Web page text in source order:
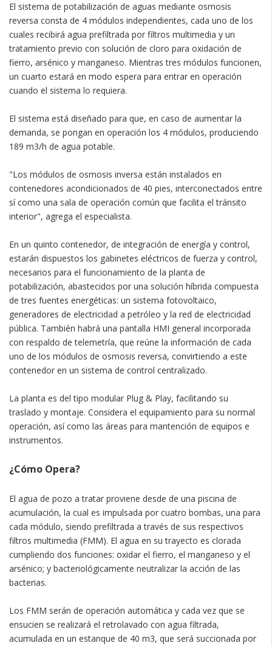
El sistema de potabilización de aguas mediante osmosis
reversa consta de 4 módulos independientes, cada uno de los
cuales recibirá agua prefiltrada por filtros multimedia y un
tratamiento previo con solución de cloro para oxidación de
fierro, arsénico y manganeso. Mientras tres módulos funcionen,
un cuarto estará en modo espera para entrar en operación
cuando el sistema lo requiera.
El sistema está diseñado para que, en caso de aumentar la
demanda, se pongan en operación los 4 módulos, produciendo
189 m3/h de agua potable.
"Los módulos de osmosis inversa están instalados en
contenedores acondicionados de 40 pies, interconectados entre
sí como una sala de operación común que facilita el tránsito
interior", agrega el especialista.
En un quinto contenedor, de integración de energía y control,
estarán dispuestos los gabinetes eléctricos de fuerza y control,
necesarios para el funcionamiento de la planta de
potabilización, abastecidos por una solución híbrida compuesta
de tres fuentes energéticas: un sistema fotovoltaico,
generadores de electricidad a petróleo y la red de electricidad
pública. También habrá una pantalla HMI general incorporada
con respaldo de telemetría, que reúne la información de cada
uno de los módulos de osmosis reversa, convirtiendo a este
contenedor en un sistema de control centralizado.
La planta es del tipo modular Plug & Play, facilitando su
traslado y montaje. Considera el equipamiento para su normal
operación, así como las áreas para mantención de equipos e
instrumentos.
¿Cómo Opera?
El agua de pozo a tratar proviene desde de una piscina de
acumulación, la cual es impulsada por cuatro bombas, una para
cada módulo, siendo prefiltrada a través de sus respectivos
filtros multimedia (FMM). El agua en su trayecto es clorada
cumpliendo dos funciones: oxidar el fierro, el manganeso y el
arsénico; y bacteriológicamente neutralizar la acción de las
bacterias.
Los FMM serán de operación automática y cada vez que se
ensucien se realizará el retrolavado con agua filtrada,
acumulada en un estanque de 40 m3, que será succionada por